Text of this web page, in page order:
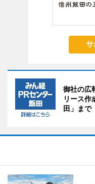
サ
御社の広
リース作
田」まで